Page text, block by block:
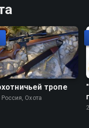
тропе
Россия, Охота